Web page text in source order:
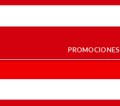
PROMOCIONES